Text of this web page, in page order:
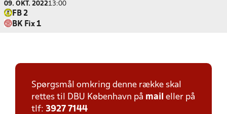
09. OKT. 202213:00
FB 2
BK Fix 1
Spørgsmål omkring denne række skal
rettes til DBU København på mail eller på
tlf: 3927 7144